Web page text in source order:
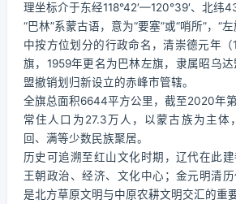
理坐标介于东经118°42′—120°39′、北纬
“巴林”系蒙古语，意为“要塞”或“哨所”，“
中按方位划分的行政命名，清崇德元年
旗，1959年更名为巴林左旗，隶属昭乌
盟撤销划归新设立的赤峰市管辖。
全旗总面积6644平方公里，截至2020年
常住人口为27.3万人，以蒙古族为主体
回、满等少数民族聚居。
历史可追溯至红山文化时期，辽代在此
王朝政治、经济、文化中心；金元明清历
是北方草原文明与中原农耕文明交汇的重